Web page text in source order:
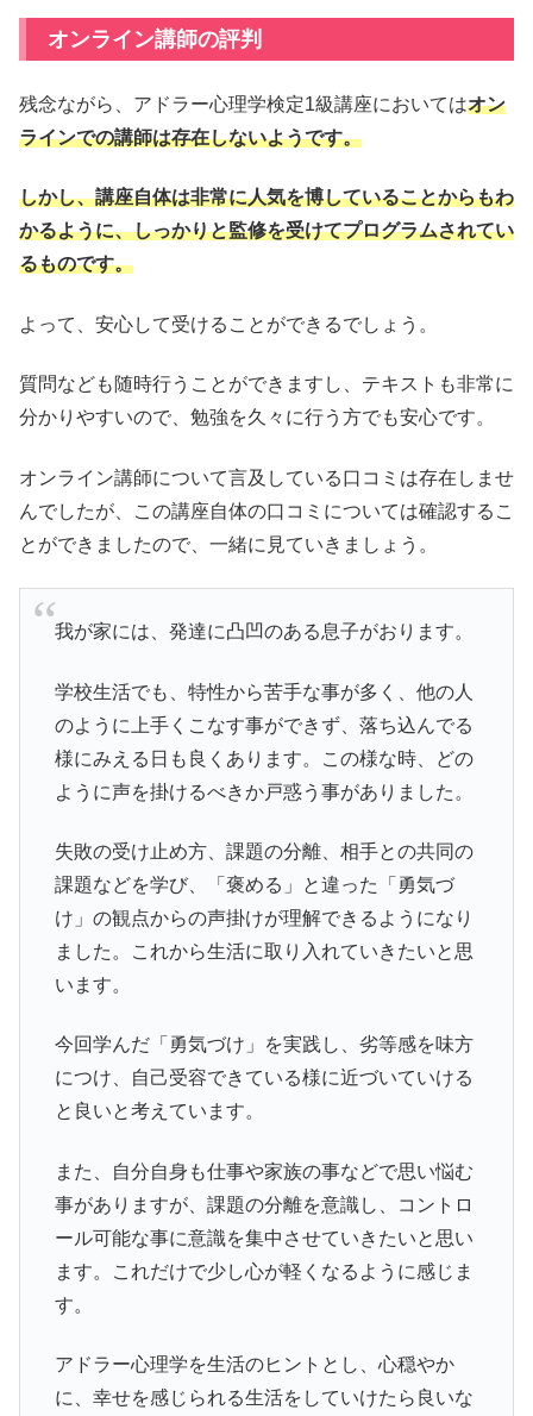
オンライン講師の評判
残念ながら、アドラー心理学検定1級講座においてはオン
ラインでの講師は存在しないようです。
しかし、講座自体は非常に人気を博していることからもわ
かるように、しっかりと監修を受けてプログラムされてい
るものです。
よって、安心して受けることができるでしょう。
質問なども随時行うことができますし、テキストも非常に
分かりやすいので、勉強を久々に行う方でも安心です。
オンライン講師について言及している口コミは存在しませ
んでしたが、この講座自体の口コミについては確認するこ
とができましたので、一緒に見ていきましょう。
我が家には、発達に凸凹のある息子がおります。
学校生活でも、特性から苦手な事が多く、他の人
のように上手くこなす事ができず、落ち込んでる
様にみえる日も良くあります。この様な時、どの
ように声を掛けるべきか戸惑う事がありました。
失敗の受け止め方、課題の分離、相手との共同の
課題などを学び、「褒める」と違った「勇気づ
け」の観点からの声掛けが理解できるようになり
ました。これから生活に取り入れていきたいと思
います。
今回学んだ「勇気づけ」を実践し、劣等感を味方
につけ、自己受容できている様に近づいていける
と良いと考えています。
また、自分自身も仕事や家族の事などで思い悩む
事がありますが、課題の分離を意識し、コントロ
ール可能な事に意識を集中させていきたいと思い
ます。これだけで少し心が軽くなるように感じま
す。
アドラー心理学を生活のヒントとし、心穏やか
に、幸せを感じられる生活をしていけたら良いな